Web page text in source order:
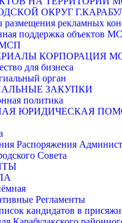
ОКРУГ
рекламных
поддержка объектов
КОРПОРАЦИЯ
для бизнеса
орган
ЗАКУПКИ
политика
ЮРИДИЧЕСКАЯ
Распоряжения
Совета
Регламенты
кандидатов в